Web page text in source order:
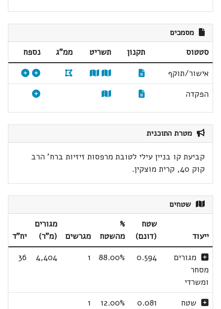
מסמכים
סטטוס תקנון תשריט ממ"ג
נספח
אישור/תוקף
הפקדה
מטרת התוכנית
קביעת קו בניין עילי לטובת מרפסות זיזיות ברח' הרב
קוק 40, קרית מוצקין.
שטחים
ייעוד
שטח
(דונם)
%
מהשטח
מגרשים
מגורים
(מ"ר)
יח"ד
מגורים
מסחר
ומשרדי
0.594
88.00%
1
4,404
36
שטח
0.081
12.00%
1